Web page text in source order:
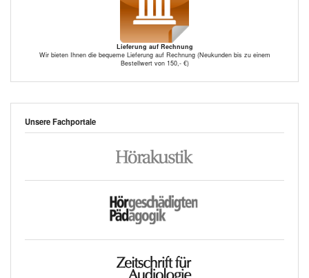
Lieferung auf Rechnung
Wir bieten Ihnen die bequeme Lieferung auf Rechnung (Neukunden bis zu einem
Bestellwert von 150,- €)
Unsere Fachportale